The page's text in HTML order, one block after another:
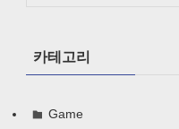
카테고리
Game